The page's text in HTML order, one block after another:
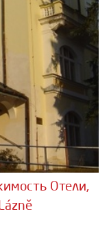
Отели,